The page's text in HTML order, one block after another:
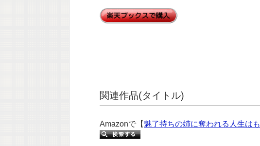
関連作品(タイトル)
Amazonで【 魅了持ちの姉に奪われる人生は